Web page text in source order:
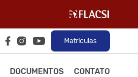
Matrículas
DOCUMENTOS CONTATO